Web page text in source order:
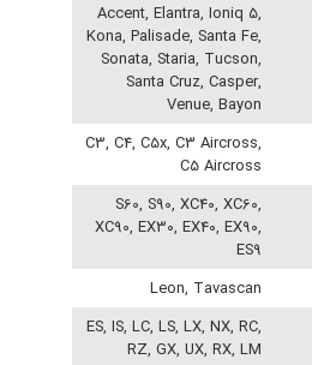
Accent, Elantra, Ioniq 5,
Kona, Palisade, Santa Fe,
Sonata, Staria, Tucson,
Santa Cruz, Casper,
Venue, Bayon
C3, C4, C5x, C3 Aircross,
C5 Aircross
S60, S90, XC40, XC60,
XC90, EX30, EX40, EX90,
ES9
Leon, Tavascan
ES, IS, LC, LS, LX, NX, RC,
RZ, GX, UX, RX, LM